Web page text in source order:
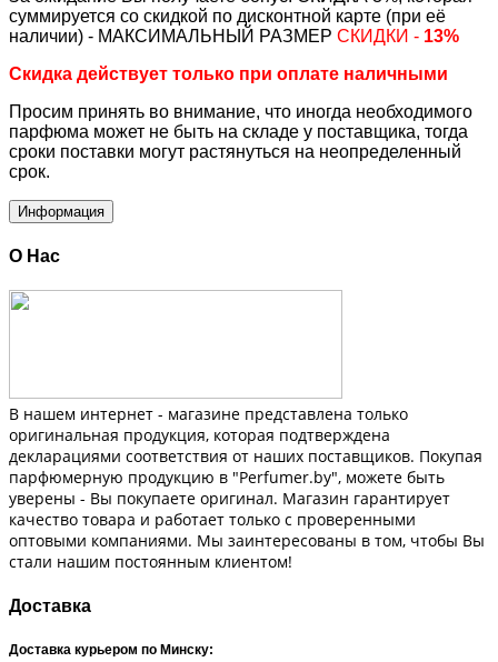
суммируется со скидкой по дисконтной карте (при её
наличии) - МАКСИМАЛЬНЫЙ РАЗМЕР СКИДКИ - 13%
Скидка действует только при оплате наличными
Просим принять во внимание, что иногда необходимого
парфюма может не быть на складе у поставщика, тогда
сроки поставки могут растянуться на неопределенный
срок.
Информация
О Нас
В нашем интернет - магазине представлена только
оригинальная продукция, которая подтверждена
декларациями соответствия от наших поставщиков. Покупая
парфюмерную продукцию в "Perfumer.by", можете быть
уверены - Вы покупаете оригинал. Магазин гарантирует
качество товара и работает только с проверенными
оптовыми компаниями. Мы заинтересованы в том, чтобы Вы
стали нашим постоянным клиентом!
Доставка
Доставка курьером по Минску: